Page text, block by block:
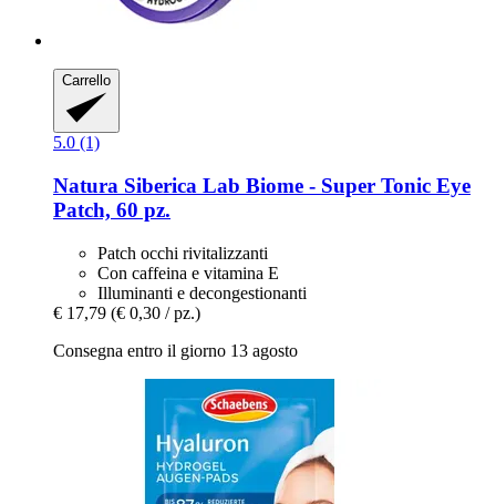
Carrello
5.0 (1)
Natura Siberica Lab Biome -​ Super Tonic Eye
Patch, 60 pz.
Patch occhi rivitalizzanti
Con caffeina e vitamina E
Illuminanti e decongestionanti
€ 17,79 (€ 0,30 / pz.)
Consegna entro il giorno 13 agosto